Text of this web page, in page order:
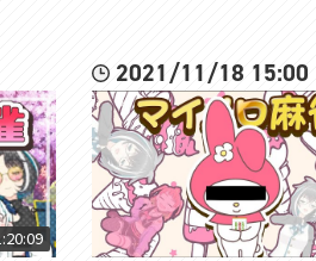
2021/11/18 15:00